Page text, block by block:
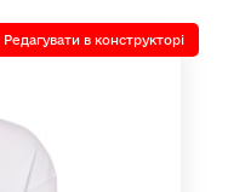
Редагувати в конструкторі